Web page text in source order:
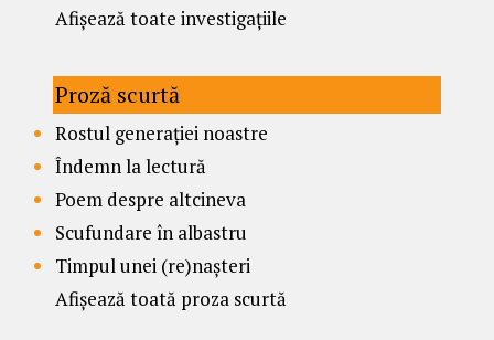
Afișează toate investigațiile
Proză scurtă
Rostul generației noastre
Îndemn la lectură
Poem despre altcineva
Scufundare în albastru
Timpul unei (re)nașteri
Afișează toată proza scurtă